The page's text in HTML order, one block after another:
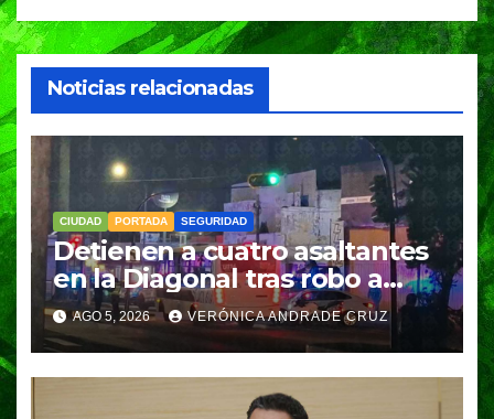
Noticias relacionadas
CIUDAD PORTADA SEGURIDAD
Detienen a cuatro asaltantes
en la Diagonal tras robo a
Coppel en el Centro de
Puebla; recuperan celulares y
aseguran un arma
AGO 5, 2026 VERÓNICA ANDRADE CRUZ